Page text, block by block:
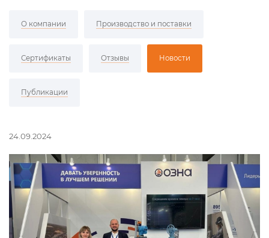
О компании Производство и поставки
Сертификаты Отзывы Новости
Публикации
24.09.2024